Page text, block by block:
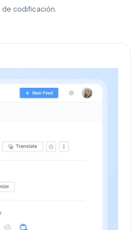
de codificación.